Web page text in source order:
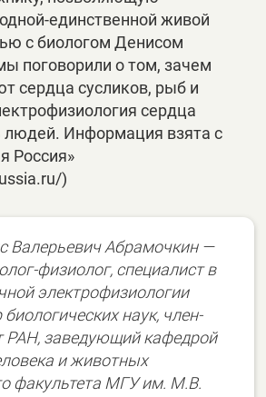
единственной живой
с биологом Денисом
поговорили о том, зачем
сердца сусликов, рыб и
сердца
людей. Информация взята с
Россия»
)
Валерьевич Абрамочкин —
физиолог, специалист в
электрофизиологии
наук, член-
РАН, заведующий кафедрой
и животных
факультета МГУ им. М.В.